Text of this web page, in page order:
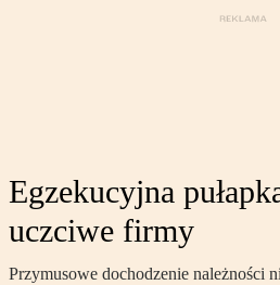
Egzekucyjna
uczciwe firmy
Przymusowe dochodzenie należności